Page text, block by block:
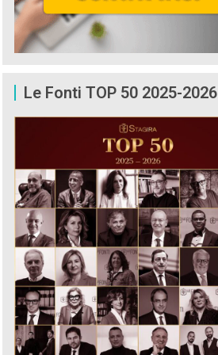
Le Fonti TOP 50 2025-2026